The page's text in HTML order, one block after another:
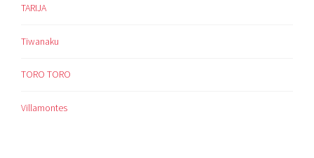
TARIJA
Tiwanaku
TORO TORO
Villamontes